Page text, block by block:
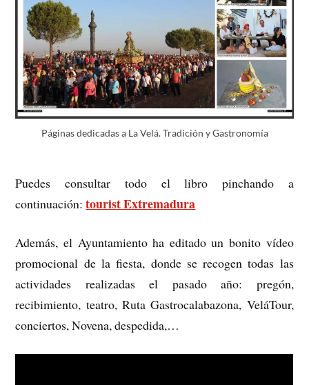
Páginas dedicadas a La Velá. Tradición y Gastronomía
Puedes consultar todo el libro pinchando a
continuación:tourist Extremadura
Además, el Ayuntamiento ha editado un bonito vídeo
promocional de la fiesta, donde se recogen todas las
actividades realizadas el pasado año: pregón,
recibimiento, teatro, Ruta Gastrocalabazona, VeláTour,
conciertos, Novena, despedida,…